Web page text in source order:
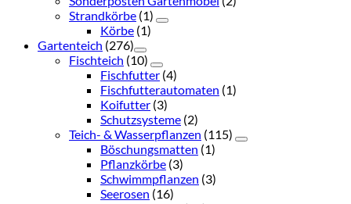
Strandkörbe (1)
Körbe (1)
Gartenteich (276)
Fischteich (10)
Fischfutter (4)
Fischfutterautomaten (1)
Koifutter (3)
Schutzsysteme (2)
Teich- & Wasserpflanzen (115)
Böschungsmatten (1)
Pflanzkörbe (3)
Schwimmpflanzen (3)
Seerosen (16)